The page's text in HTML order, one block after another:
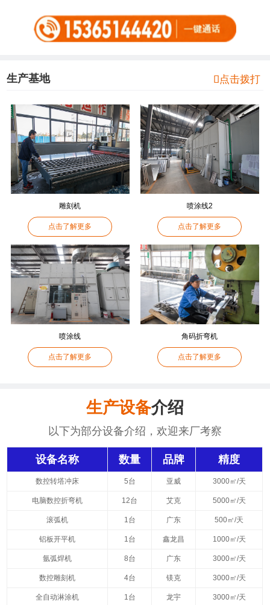
生产基地 点击拨打
雕刻机
点击了解更多
喷涂线2
点击了解更多
喷涂线
点击了解更多
角码折弯机
点击了解更多
生产设备介绍
以下为部分设备介绍，欢迎来厂考察
设备名称 数量 品牌 精度
数控转塔冲床 5台 亚威 3000㎡/天
电脑数控折弯机 12台 艾克 5000㎡/天
滚弧机 1台 广东 500㎡/天
铝板开平机 1台 鑫龙昌 1000㎡/天
氩弧焊机 8台 广东 3000㎡/天
数控雕刻机 4台 镁克 3000㎡/天
全自动淋涂机 1台 龙宇 3000㎡/天